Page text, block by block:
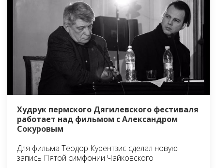
Худрук пермского Дягилевского фестиваля
работает над фильмом с Александром
Сокуровым
Для фильма Теодор Курентзис сделал новую
запись Пятой симфонии Чайковского